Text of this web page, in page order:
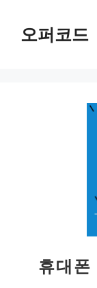
오퍼코드
휴대폰